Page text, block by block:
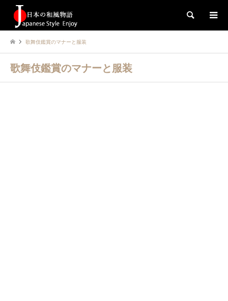
検索
歌舞伎鑑賞のマナーと服装
歌舞伎鑑賞のマナーと服装